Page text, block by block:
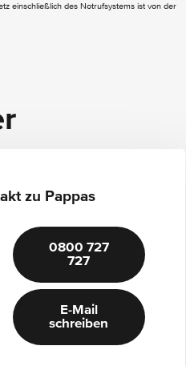
einschließlich des Notrufsystems ist von der
zu Pappas
0800 727
727
E-Mail
schreiben